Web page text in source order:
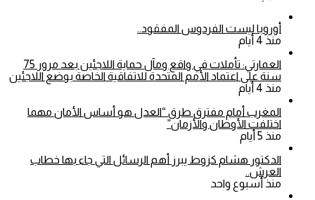
أوروبا ليست الفردوس المفقود..
منذ 4 أيام
العمارتي: تأملات في واقع ومآل حماية اللاجئين بعد مرور 75
سنة على اعتماد الأمم المتحدة للاتفاقية الخاصة بوضع اللاجئين
منذ 4 أيام
المغرب أمام مفترق طرق “العدل هو أساس الأمان مهما
اختلفت الأوطان والأزمان”
منذ 5 أيام
الدكتور هشام كزوط يبرز أهم الرسائل التي جاء بها خطاب
العرش..
منذ أسبوع واحد